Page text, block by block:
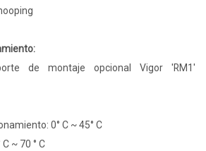
de montaje opcional Vigor 'RM1'
0° C ~ 45° C
~ 70 ° C